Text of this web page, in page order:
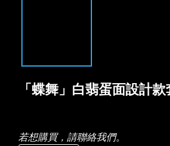
「蝶舞」白翡蛋面設計
若想購買，請聯絡我們。